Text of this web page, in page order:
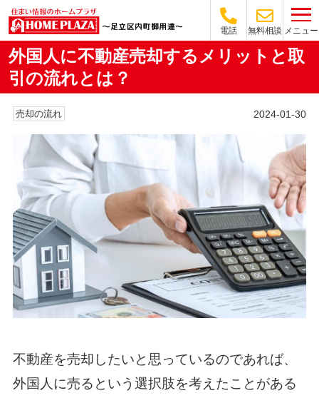
電話 無料相談 メニュー
外国人に不動産売却するメリットと取
引の流れとは？
売却の流れ 2024-01-30
不動産を売却したいと思っているのであれば、
外国人に売るという選択肢を考えたことがある